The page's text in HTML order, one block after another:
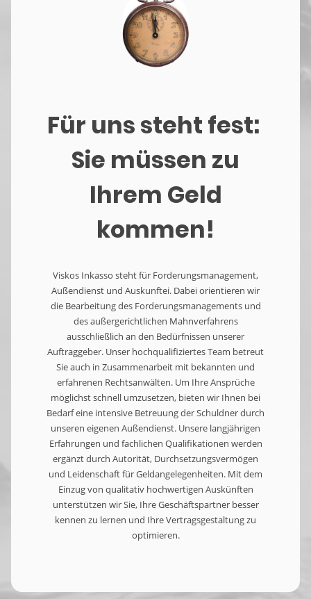
Für uns steht fest:
Sie müssen zu
Ihrem Geld
kommen!
Viskos Inkasso steht für Forderungsmanagement,
Außendienst und Auskunftei. Dabei orientieren wir
die Bearbeitung des Forderungsmanagements und
des außergerichtlichen Mahnverfahrens
ausschließlich an den Bedürfnissen unserer
Auftraggeber. Unser hochqualifiziertes Team betreut
Sie auch in Zusammenarbeit mit bekannten und
erfahrenen Rechtsanwälten. Um Ihre Ansprüche
möglichst schnell umzusetzen, bieten wir Ihnen bei
Bedarf eine intensive Betreuung der Schuldner durch
unseren eigenen Außendienst. Unsere langjährigen
Erfahrungen und fachlichen Qualifikationen werden
ergänzt durch Autorität, Durchsetzungsvermögen
und Leidenschaft für Geldangelegenheiten. Mit dem
Einzug von qualitativ hochwertigen Auskünften
unterstützen wir Sie, Ihre Geschäftspartner besser
kennen zu lernen und Ihre Vertragsgestaltung zu
optimieren.